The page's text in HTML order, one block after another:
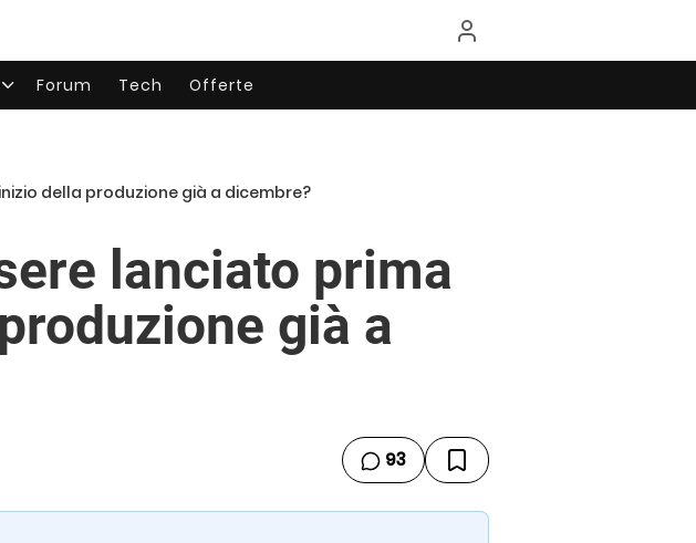
Forum Tech Offerte
della produzione già a dicembre?
lanciato prima
già a
93